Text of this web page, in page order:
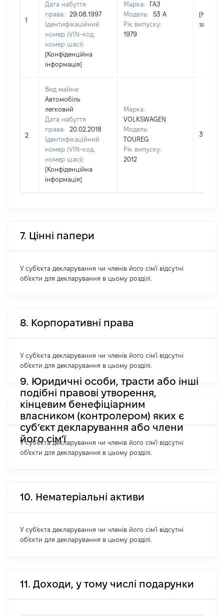
1
Дата набуття
права:
29.08.1997
Ідентифікаційний
номер (VIN-код,
номер шасі):
[Конфіденційна
інформація]
Марка:
ГАЗ
Модель:
53 А
Рік випуску:
1979
[Не
2
Вид майна:
Автомобіль
легковий
Дата набуття
права:
20.02.2018
Ідентифікаційний
номер (VIN-код,
номер шасі):
[Конфіденційна
інформація]
Марка:
VOLKSWAGEN
Модель:
TOUREG
Рік випуску:
2012
310000
7. Цінні папери
У суб'єкта декларування чи членів його сім'ї відсутні
об'єкти для декларування в цьому розділі.
8. Корпоративні права
У суб'єкта декларування чи членів його сім'ї відсутні
об'єкти для декларування в цьому розділі.
9. Юридичні особи, трасти або інші
подібні правові утворення,
кінцевим бенефіціарним
власником (контролером) яких є
суб’єкт декларування або члени
його сім'ї
У суб'єкта декларування чи членів його сім'ї відсутні
об'єкти для декларування в цьому розділі.
10. Нематеріальні активи
У суб'єкта декларування чи членів його сім'ї відсутні
об'єкти для декларування в цьому розділі.
11. Доходи, у тому числі подарунки